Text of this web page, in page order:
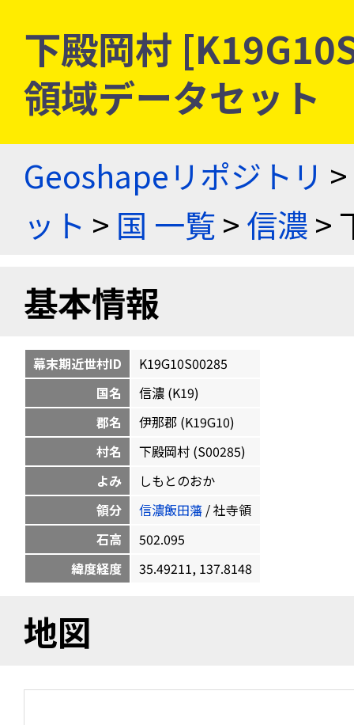
下殿岡村
領域データセット
Geoshapeリポジトリ >
ット > 国 一覧>信濃>
基本情報
幕末期近世村ID
K19G10S00285
国名
信濃 (K19)
郡名
伊那郡 (K19G10)
村名
下殿岡村 (S00285)
よみ
しもとのおか
領分
信濃飯田藩 / 社寺領
石高
502.095
緯度経度
35.49211, 137.8148
地図